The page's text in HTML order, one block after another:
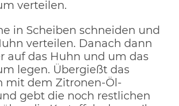
verteilen.
in Scheiben schneiden und
verteilen. Danach dann
auf das Huhn und um das
legen. Übergießt das
mit dem Zitronen-Öl-
gebt die noch restlichen